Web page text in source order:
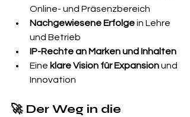
Online- und Präsenzbereich
Nachgewiesene Erfolge in Lehre
und Betrieb
IP-Rechte an Marken und Inhalten
Eine klare Vision für Expansion und
Innovation
🚀 Der Weg in die